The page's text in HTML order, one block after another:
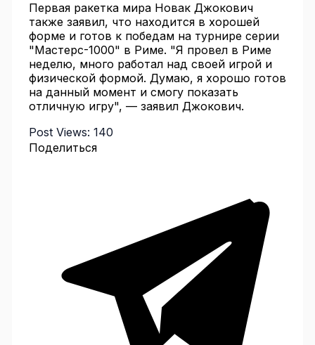
Первая ракетка мира Новак Джокович
также заявил, что находится в хорошей
форме и готов к победам на турнире серии
"Мастерс-1000" в Риме. "Я провел в Риме
неделю, много работал над своей игрой и
физической формой. Думаю, я хорошо готов
на данный момент и смогу показать
отличную игру", — заявил Джокович.
Post Views: 140
Поделиться